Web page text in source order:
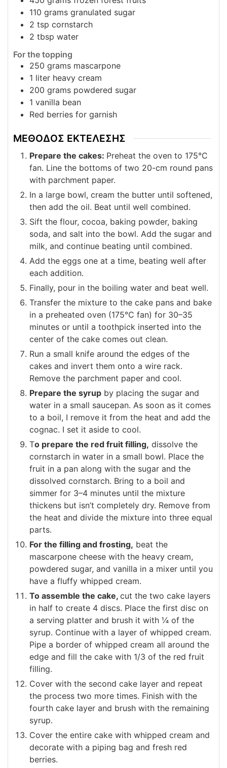
110 grams granulated sugar
2 tsp cornstarch
2 tbsp water
For the topping
250 grams mascarpone
1 liter heavy cream
200 grams powdered sugar
1 vanilla bean
Red berries for garnish
ΜΕΘΟΔΟΣ ΕΚΤΕΛΕΣΗΣ
Prepare the cakes: Preheat the oven to 175°C
fan. Line the bottoms of two 20-cm round pans
with parchment paper.
In a large bowl, cream the butter until softened,
then add the oil. Beat until well combined.
Sift the flour, cocoa, baking powder, baking
soda, and salt into the bowl. Add the sugar and
milk, and continue beating until combined.
Add the eggs one at a time, beating well after
each addition.
Finally, pour in the boiling water and beat well.
Transfer the mixture to the cake pans and bake
in a preheated oven (175°C fan) for 30–35
minutes or until a toothpick inserted into the
center of the cake comes out clean.
Run a small knife around the edges of the
cakes and invert them onto a wire rack.
Remove the parchment paper and cool.
Prepare the syrup by placing the sugar and
water in a small saucepan. As soon as it comes
to a boil, I remove it from the heat and add the
cognac. I set it aside to cool.
To prepare the red fruit filling, dissolve the
cornstarch in water in a small bowl. Place the
fruit in a pan along with the sugar and the
dissolved cornstarch. Bring to a boil and
simmer for 3–4 minutes until the mixture
thickens but isn’t completely dry. Remove from
the heat and divide the mixture into three equal
parts.
For the filling and frosting, beat the
mascarpone cheese with the heavy cream,
powdered sugar, and vanilla in a mixer until you
have a fluffy whipped cream.
To assemble the cake, cut the two cake layers
in half to create 4 discs. Place the first disc on
a serving platter and brush it with ¼ of the
syrup. Continue with a layer of whipped cream.
Pipe a border of whipped cream all around the
edge and fill the cake with 1/3 of the red fruit
filling.
Cover with the second cake layer and repeat
the process two more times. Finish with the
fourth cake layer and brush with the remaining
syrup.
Cover the entire cake with whipped cream and
decorate with a piping bag and fresh red
berries.